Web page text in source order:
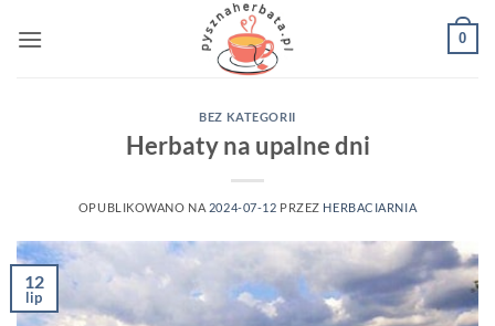
0
BEZ KATEGORII
Herbaty na upalne dni
OPUBLIKOWANO NA 2024-07-12 PRZEZ HERBACIARNIA
12
lip